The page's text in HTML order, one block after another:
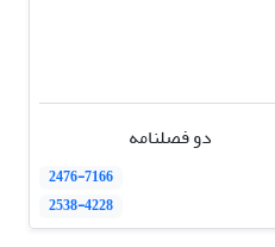
دو فصلنامه
2476-7166
2538-4228